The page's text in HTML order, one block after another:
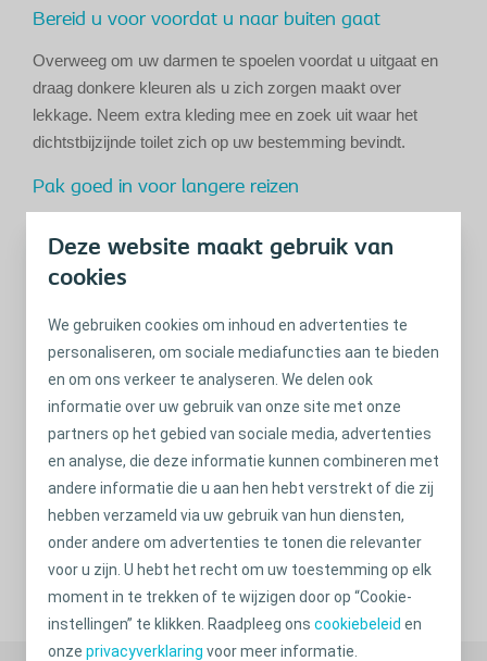
Deze website maakt gebruik van
cookies
We gebruiken cookies om inhoud en advertenties te
personaliseren, om sociale mediafuncties aan te bieden
en om ons verkeer te analyseren. We delen ook
informatie over uw gebruik van onze site met onze
partners op het gebied van sociale media, advertenties
en analyse, die deze informatie kunnen combineren met
andere informatie die u aan hen hebt verstrekt of die zij
hebben verzameld via uw gebruik van hun diensten,
onder andere om advertenties te tonen die relevanter
voor u zijn. U hebt het recht om uw toestemming op elk
moment in te trekken of te wijzigen door op “Cookie-
instellingen” te klikken. Raadpleeg ons cookiebeleid en
onze privacyverklaring voor meer informatie.
Bereid u voor voordat u naar buiten gaat
Overweeg om uw darmen te spoelen voordat u uitgaat en
draag donkere kleuren als u zich zorgen maakt over
lekkage. Neem extra kleding mee en zoek uit waar het
dichtstbijzijnde toilet zich op uw bestemming bevindt.
Pak goed in voor langere reizen
Peristeen Plus, maar een voorbereiding is hiervoor cruciaal.
Lees hier meer
Denk eraan dat u niet de enige bent